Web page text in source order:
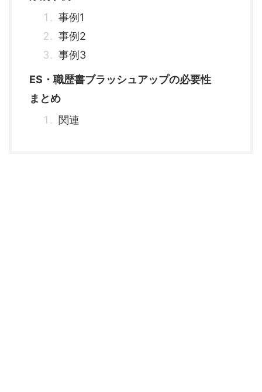
事例1
事例2
事例3
ES・職歴書ブラッシュアップの必要性
まとめ
関連